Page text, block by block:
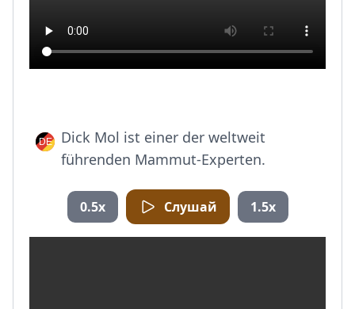
Dick Mol ist einer der weltweit
führenden Mammut-Experten.
0.5x Слушай 1.5x